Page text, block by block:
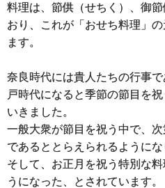
料理は、節供（せちく）、御
おり、これが「おせち料理」
ます。
奈良時代には貴人たちの行事
戸時代になると季節の節目を
いきました。
一般大衆が節目を祝う中で、
であるととらえられるようにな
そして、お正月を祝う特別な
うになった、とされています。